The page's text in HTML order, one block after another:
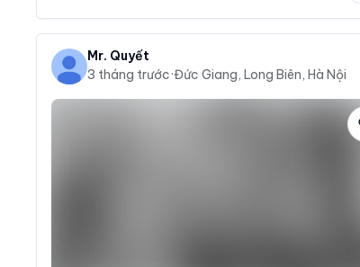
Mr. Quyết
3 tháng trước·Đức Giang, Long Biên, Hà Nội